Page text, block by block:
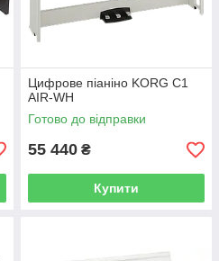
Цифрове піаніно KORG C1
AIR-WH
Готово до відправки
55 440 ₴
Купити